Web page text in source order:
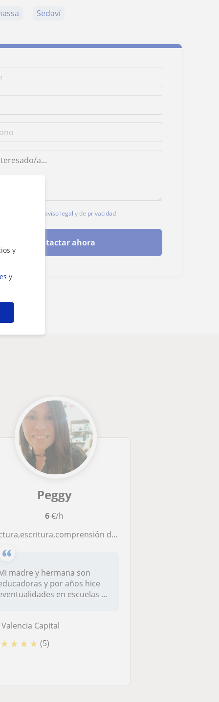
y
y
Sedaví
aviso legal y de privacidad
Contactar ahora
Peggy
6€/h
de lectura, habilidades numéricas. Y de Biología para ESO y Química para secundaria
madre y hermana son
y por años hice
en escuelas y
Valencia Capital
★ ★ ★ ★ (5)